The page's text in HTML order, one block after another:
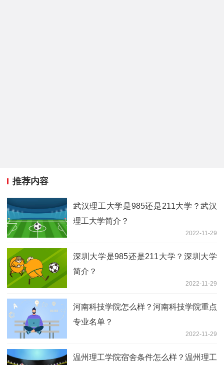
推荐内容
武汉理工大学是985还是211大学？武汉
理工大学简介？
2022-11-29
深圳大学是985还是211大学？深圳大学
简介？
2022-11-29
河南科技学院怎么样？河南科技学院重点
专业名单？
2022-11-29
温州理工学院宿舍条件怎么样？温州理工